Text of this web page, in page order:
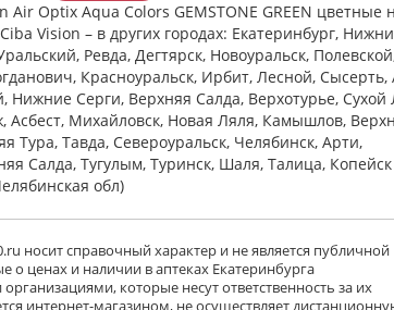
Optix Aqua Colors GEMSTONE GREEN цветные
Vision – в других городах: Екатеринбург,
Ревда, Дегтярск, Новоуральск,
Красноуральск, Ирбит, Лесной, Сысерть,
Нижние Cерги, Верхняя Салда, Верхотурье, Сухой
Асбест, Михайловск, Новая Ляля, Камышлов,
Тура, Тавда, Североуральск, Челябинск, Арти,
Салда, Тугулым, Туринск, Шаля, Талица, Копейск
обл)
носит справочный характер и не является публичной
о ценах и наличии в аптеках Екатеринбурга
которые несут ответственность за их
интернет-магазином, не осуществляет